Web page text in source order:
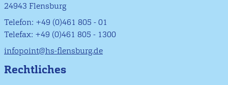
24943 Flensburg
Telefon: +49 (0)461 805 - 01
Telefax: +49 (0)461 805 - 1300
infopoint@hs-flensburg.de
Rechtliches